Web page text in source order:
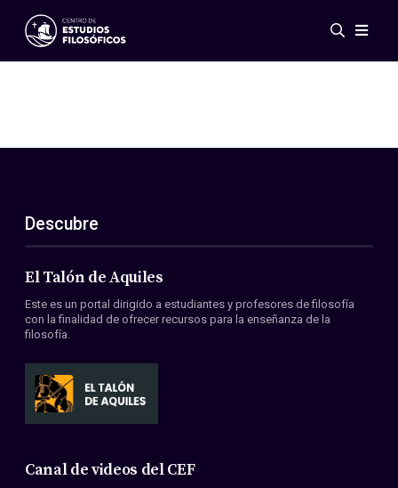
Eventos
ES
EN
Acerca de nosotros
Miembros
Convenios
Descubre
El Talón de Aquiles
Este es un portal dirigido a estudiantes y profesores de filosofía
con la finalidad de ofrecer recursos para la enseñanza de la
filosofía.
Canal de videos del CEF